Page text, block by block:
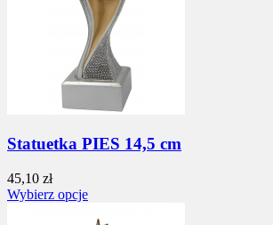
Statuetka PIES 14,5 cm
45,10 zł
Wybierz opcje